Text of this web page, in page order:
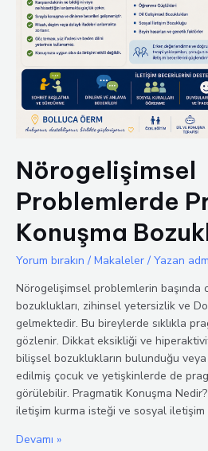
Nörogelişimsel
Problemlerde
Konuşma
Yorum bırakın / Makaleler / Yazan
Nörogelişimsel problemlerin başında
bozuklukları, zihinsel yetersizlik ve
gelmektedir. Bu bireylerde sıklıkla
gözlenir. Dikkat eksikliği ve
bilişsel bozuklukların bulunduğu
edilmiş çocuk ve yetişkinlerde de
görülebilir. Pragmatik Konuşma
iletişim kurma isteği ve sosyal
Nörogelişimsel
Devamı »